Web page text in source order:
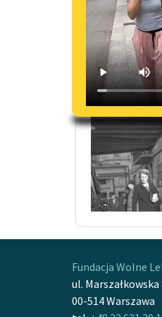
Fundacja Wolne
ul.
00-514 Warszawa